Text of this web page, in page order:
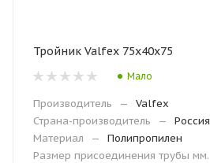
Тройник Valfex 75х40х75
Мало
Производитель —
Valfex
Страна-производитель
—
Россия
Материал
—
Полипропилен
Размер присоединения трубы мм.